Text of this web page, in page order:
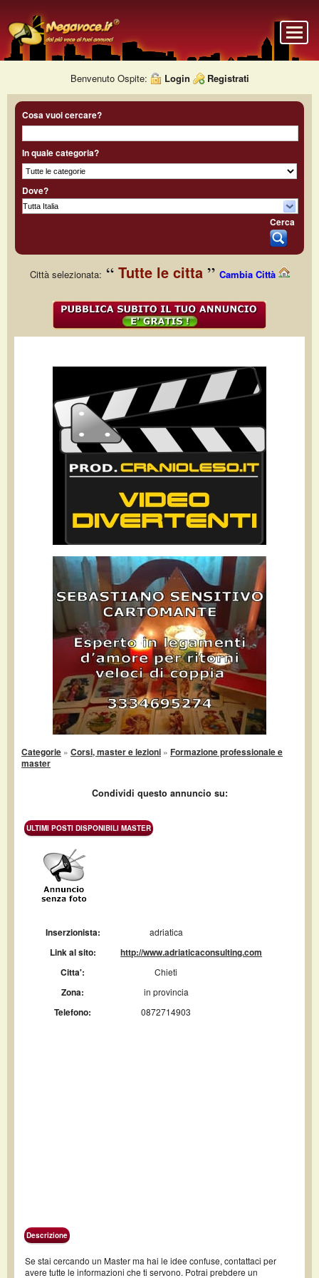
Benvenuto Ospite: Login Registrati
Cosa vuoi cercare?
In quale categoria?
Dove?
Cerca
Città selezionata: Tutte le citta Cambia Città
Categorie » Corsi, master e lezioni » Formazione professionale e
master
Condividi questo annuncio su:
ULTIMI POSTI DISPONIBILI MASTER
Inserzionista: adriatica
Link al sito:
http://www.adriaticaconsulting.com
Citta':
Chieti
Zona: in provincia
Telefono: 0872714903
Descrizione
Se stai cercando un Master ma hai le idee confuse, contattaci per
avere tutte le informazioni che ti servono. Potrai prebdere un